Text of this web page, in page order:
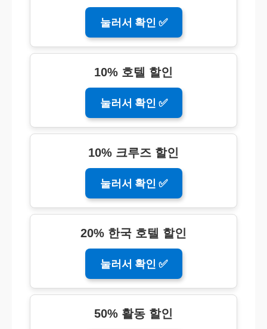
눌러서 확인 ✅
10% 호텔 할인
눌러서 확인 ✅
10% 크루즈 할인
눌러서 확인 ✅
20% 한국 호텔 할인
눌러서 확인 ✅
50% 활동 할인